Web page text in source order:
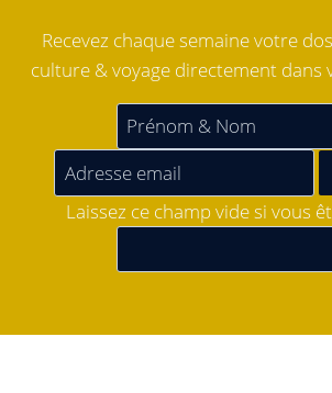
Recevez chaque semaine votre
culture & voyage directement dans
Laissez ce champ vide si vous